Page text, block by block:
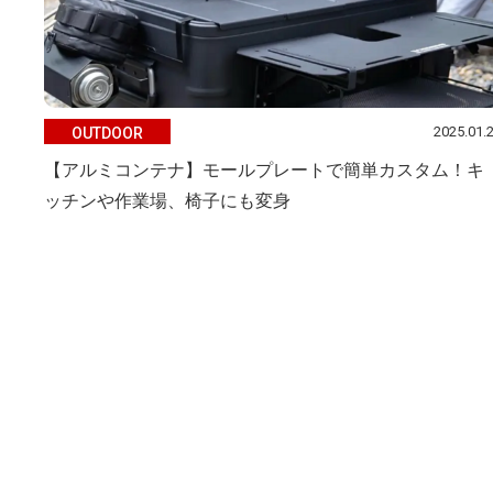
OUTDOOR
【アルミコンテナ】モールプレートで簡単カスタム！キ
ッチンや作業場、椅子にも変身